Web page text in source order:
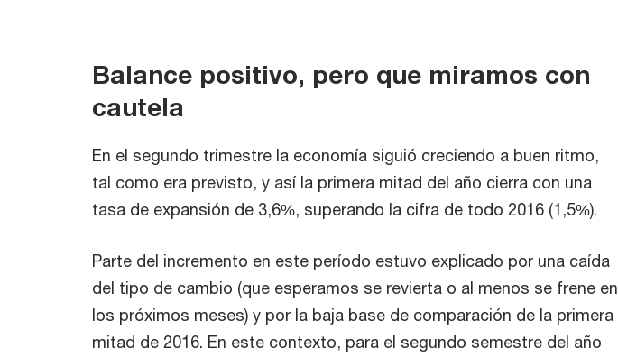
Balance positivo, pero que miramos con
cautela
En el segundo trimestre la economía siguió creciendo a buen ritmo,
tal como era previsto, y así la primera mitad del año cierra con una
tasa de expansión de 3,6%, superando la cifra de todo 2016 (1,5%).
Parte del incremento en este período estuvo explicado por una caída
del tipo de cambio (que esperamos se revierta o al menos se frene en
los próximos meses) y por la baja base de comparación de la primera
mitad de 2016. En este contexto, para el segundo semestre del año